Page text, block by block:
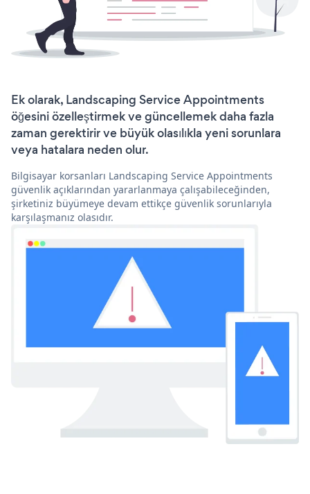
Ek olarak, Landscaping Service Appointments
öğesini özelleştirmek ve güncellemek daha fazla
zaman gerektirir ve büyük olasılıkla yeni sorunlara
veya hatalara neden olur.
Bilgisayar korsanları Landscaping Service Appointments
güvenlik açıklarından yararlanmaya çalışabileceğinden,
şirketiniz büyümeye devam ettikçe güvenlik sorunlarıyla
karşılaşmanız olasıdır.